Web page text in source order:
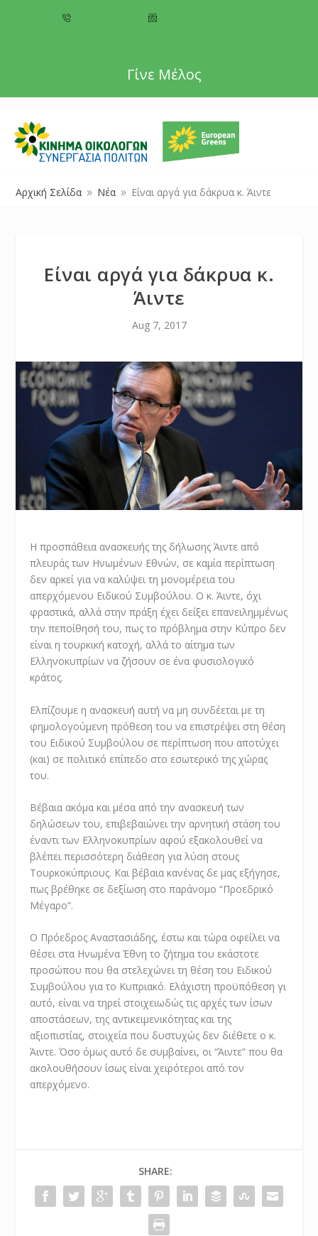
Γίνε Μέλος
Αρχική Σελίδα 9 Νέα 9 Είναι αργά για δάκρυα κ. Άιντε
Είναι αργά για δάκρυα κ.
Άιντε
Aug 7, 2017
Η προσπάθεια ανασκευής της δήλωσης Άιντε από
πλευράς των Ηνωμένων Εθνών, σε καμία περίπτωση
δεν αρκεί για να καλύψει τη μονομέρεια του
απερχόμενου Ειδικού Συμβούλου. Ο κ. Άιντε, όχι
φραστικά, αλλά στην πράξη έχει δείξει επανειλημμένως
την πεποίθησή του, πως το πρόβλημα στην Κύπρο δεν
είναι η τουρκική κατοχή, αλλά το αίτημα των
Ελληνοκυπρίων να ζήσουν σε ένα φυσιολογικό
κράτος.
Ελπίζουμε η ανασκευή αυτή να μη συνδέεται με τη
φημολογούμενη πρόθεση του να επιστρέψει στη θέση
του Ειδικού Συμβούλου σε περίπτωση που αποτύχει
(και) σε πολιτικό επίπεδο στο εσωτερικό της χώρας
του.
Βέβαια ακόμα και μέσα από την ανασκευή των
δηλώσεων του, επιβεβαιώνει την αρνητική στάση του
έναντι των Ελληνοκυπρίων αφού εξακολουθεί να
βλέπει περισσότερη διάθεση για λύση στους
Τουρκοκύπριους. Και βέβαια κανένας δε μας εξήγησε,
πως βρέθηκε σε δεξίωση στο παράνομο “Προεδρικό
Μέγαρο”.
Ο Πρόεδρος Αναστασιάδης, έστω και τώρα οφείλει να
θέσει στα Ηνωμένα Έθνη το ζήτημα του εκάστοτε
προσώπου που θα στελεχώνει τη θέση του Ειδικού
Συμβούλου για το Κυπριακό. Ελάχιστη προϋπόθεση γι
αυτό, είναι να τηρεί στοιχειωδώς τις αρχές των ίσων
αποστάσεων, της αντικειμενικότητας και της
αξιοπιστίας, στοιχεία που δυστυχώς δεν διέθετε ο κ.
Άιντε. Όσο όμως αυτό δε συμβαίνει, οι “Άιντε” που θα
ακολουθήσουν ίσως είναι χειρότεροι από τον
απερχόμενο.
SHARE: